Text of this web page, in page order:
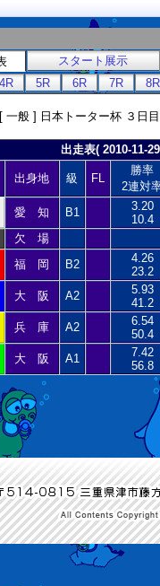
スタート展示
4R 5R 6R 7R 8R
[ 一般 ] 日本トーター杯 ３
出走表( 2010-11-
出身地 級 FL
勝率
2連対
愛 知 B1
3.20
10.4
欠 場
福 岡 B2
4.26
23.2
大 阪 A2
5.93
41.2
兵 庫 A2
6.54
50.4
大 阪 A1
7.42
56.8